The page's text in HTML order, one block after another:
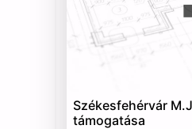
Székesfehérvár
támogatása